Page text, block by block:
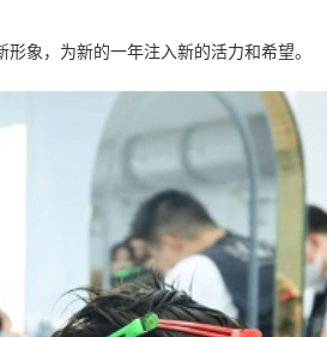
象，为新的一年注入新的活力和希望。